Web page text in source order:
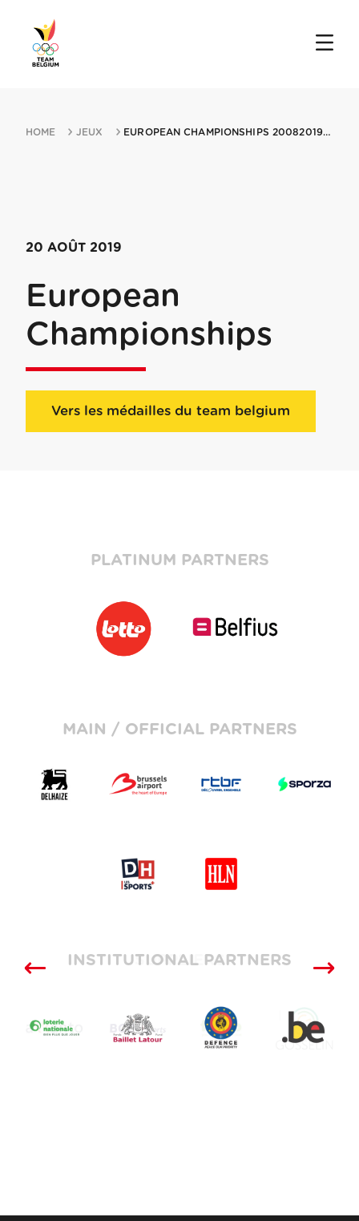
HOME JEUX EUROPEAN CHAMPIONSHIPS 20082019 ROTTERDAM
20 AOÛT 2019
European
Championships
Vers les médailles du team belgium
PLATINUM PARTNERS
MAIN / OFFICIAL PARTNERS
SUPPLIERS
INSTITUTIONAL PARTNERS